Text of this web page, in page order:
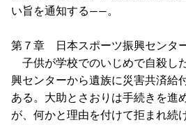
い旨を通知する――。
第７章 日本スポーツ振興センタ
子供が学校でのいじめで自殺し
興センターから遺族に災害共済給
ある。大助とさおりは手続きを進
が、何かと理由を付けて拒まれ続